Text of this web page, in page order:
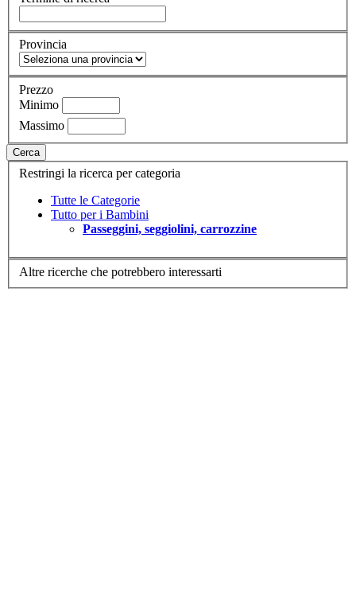
Provincia
Prezzo
Minimo
Massimo
Cerca
Restringi la ricerca per categoria
Tutte le Categorie
Tutto per i Bambini
Passeggini, seggiolini, carrozzine
Altre ricerche che potrebbero interessarti